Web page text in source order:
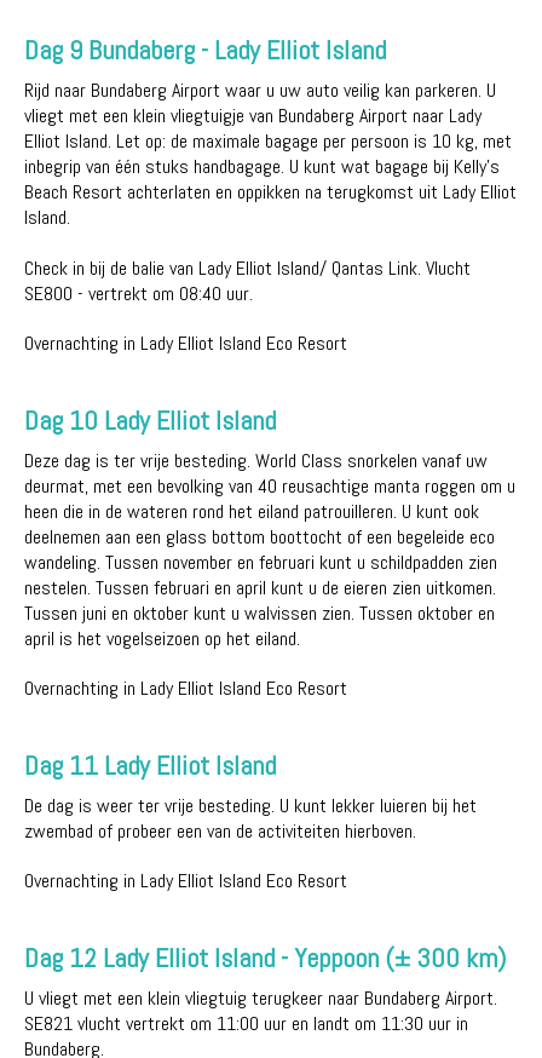
Dag 9 Bundaberg - Lady Elliot Island
Rijd naar Bundaberg Airport waar u uw auto veilig kan parkeren. U
vliegt met een klein vliegtuigje van Bundaberg Airport naar Lady
Elliot Island. Let op: de maximale bagage per persoon is 10 kg, met
inbegrip van één stuks handbagage. U kunt wat bagage bij Kelly's
Beach Resort achterlaten en oppikken na terugkomst uit Lady Elliot
Island.
Check in bij de balie van Lady Elliot Island/ Qantas Link. Vlucht
SE800 - vertrekt om 08:40 uur.
Overnachting in Lady Elliot Island Eco Resort
Dag 10 Lady Elliot Island
Deze dag is ter vrije besteding. World Class snorkelen vanaf uw
deurmat, met een bevolking van 40 reusachtige manta roggen om u
heen die in de wateren rond het eiland patrouilleren. U kunt ook
deelnemen aan een glass bottom boottocht of een begeleide eco
wandeling. Tussen november en februari kunt u schildpadden zien
nestelen. Tussen februari en april kunt u de eieren zien uitkomen.
Tussen juni en oktober kunt u walvissen zien. Tussen oktober en
april is het vogelseizoen op het eiland.
Overnachting in Lady Elliot Island Eco Resort
Dag 11 Lady Elliot Island
De dag is weer ter vrije besteding. U kunt lekker luieren bij het
zwembad of probeer een van de activiteiten hierboven.
Overnachting in Lady Elliot Island Eco Resort
Dag 12 Lady Elliot Island - Yeppoon (± 300 km)
U vliegt met een klein vliegtuig terugkeer naar Bundaberg Airport.
SE821 vlucht vertrekt om 11:00 uur en landt om 11:30 uur in
Bundaberg.